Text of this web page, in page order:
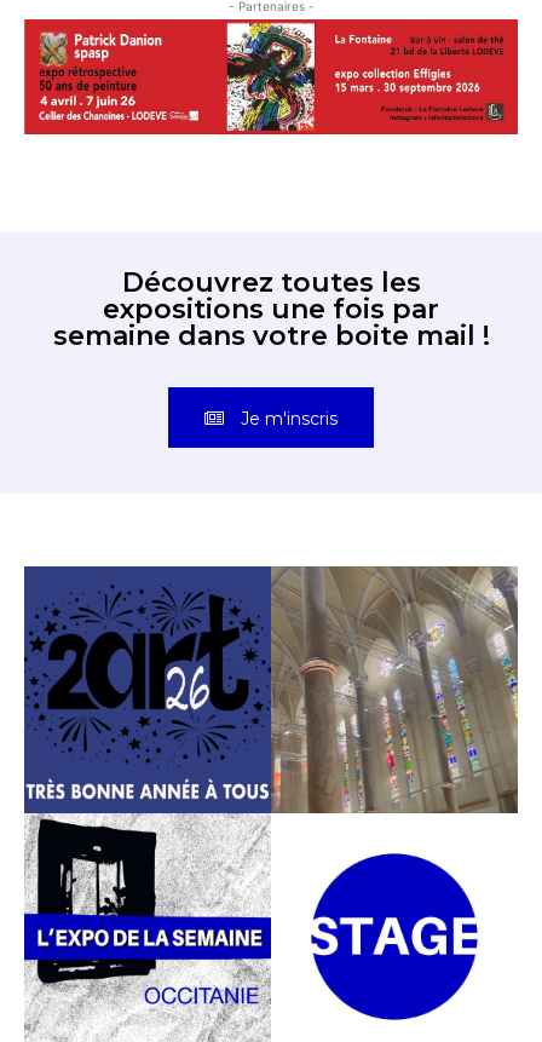
- Partenaires -
Découvrez toutes les
expositions une fois par
semaine dans votre boite mail !
Je m'inscris